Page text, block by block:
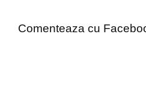
Comenteaza cu